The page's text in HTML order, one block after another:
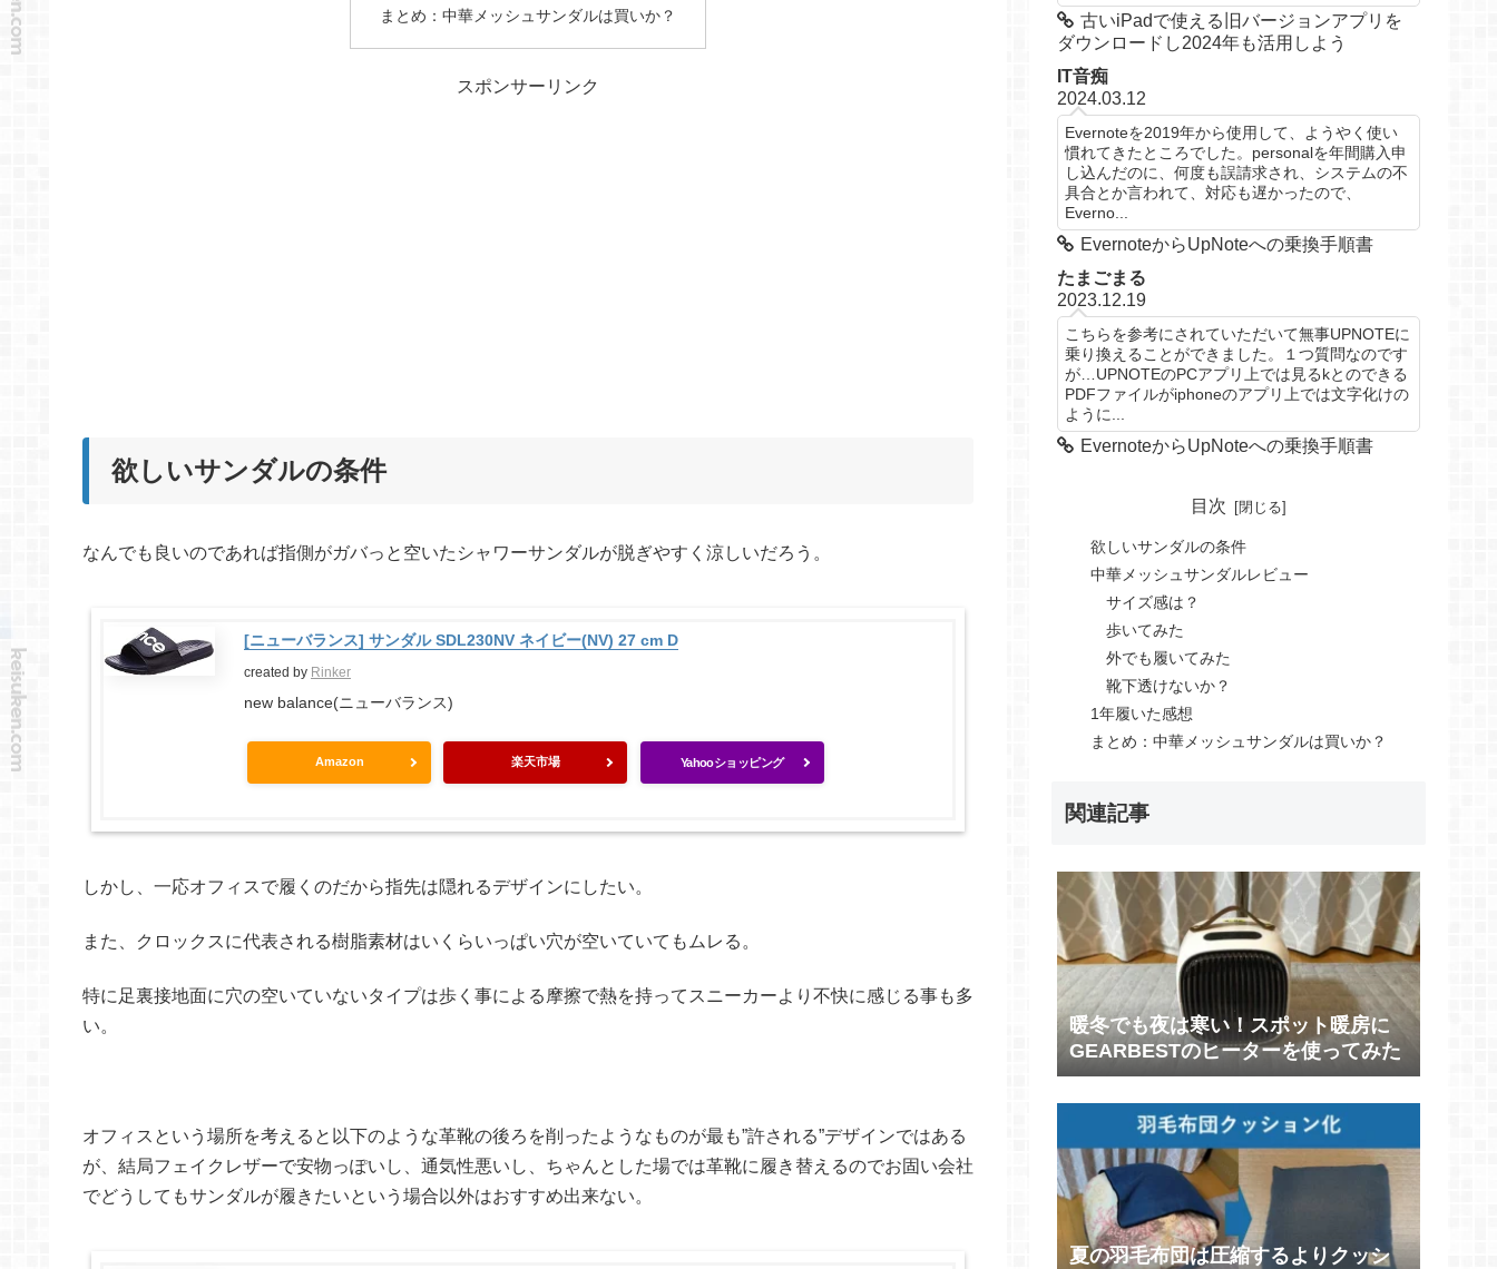
まとめ：中華メッシュサンダルは買いか？
スポンサーリンク
欲しいサンダルの条件
なんでも良いのであれば指側がガバっと空いたシャワーサンダルが脱ぎやすく涼しいだろう。
[ニューバランス] サンダル SDL230NV ネイビー(NV) 27 cm D
created by Rinker
new balance(ニューバランス)
Amazon 楽天市場 Yahooショッピング
しかし、一応オフィスで履くのだから指先は隠れるデザインにしたい。
また、クロックスに代表される樹脂素材はいくらいっぱい穴が空いていてもムレる。
特に足裏接地面に穴の空いていないタイプは歩く事による摩擦で熱を持ってスニーカーより不快に感じる事も多
い。
オフィスという場所を考えると以下のような革靴の後ろを削ったようなものが最も”許される”デザインではある
が、結局フェイクレザーで安物っぽいし、通気性悪いし、ちゃんとした場では革靴に履き替えるのでお固い会社
でどうしてもサンダルが履きたいという場合以外はおすすめ出来ない。
古いiPadで使える旧バージョンアプリを
ダウンロードし2024年も活用しよう
IT音痴
2024.03.12
Evernoteを2019年から使用して、ようやく使い
慣れてきたところでした。personalを年間購入申
し込んだのに、何度も誤請求され、システムの不
具合とか言われて、対応も遅かったので、
Everno...
EvernoteからUpNoteへの乗換手順書
たまごまる
2023.12.19
こちらを参考にされていただいて無事UPNOTEに
乗り換えることができました。１つ質問なのです
が…UPNOTEのPCアプリ上では見るkとのできる
PDFファイルがiphoneのアプリ上では文字化けの
ように...
EvernoteからUpNoteへの乗換手順書
目次
欲しいサンダルの条件
中華メッシュサンダルレビュー
サイズ感は？
歩いてみた
外でも履いてみた
靴下透けないか？
1年履いた感想
まとめ：中華メッシュサンダルは買いか？
関連記事
暖冬でも夜は寒い！スポット暖房に
GEARBESTのヒーターを使ってみた
夏の羽毛布団は圧縮するよりクッシ